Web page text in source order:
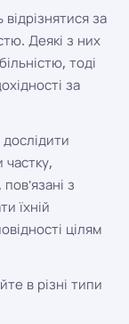
за
Деякі з них
тоді
за
пов'язані з
їхній
цілям
в різні типи